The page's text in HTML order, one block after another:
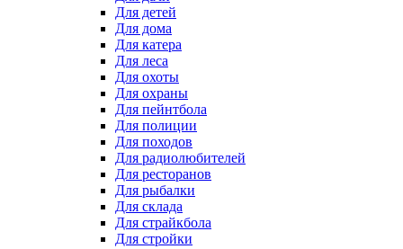
Для детей
Для дома
Для катера
Для леса
Для охоты
Для охраны
Для пейнтбола
Для полиции
Для походов
Для радиолюбителей
Для ресторанов
Для рыбалки
Для склада
Для страйкбола
Для стройки